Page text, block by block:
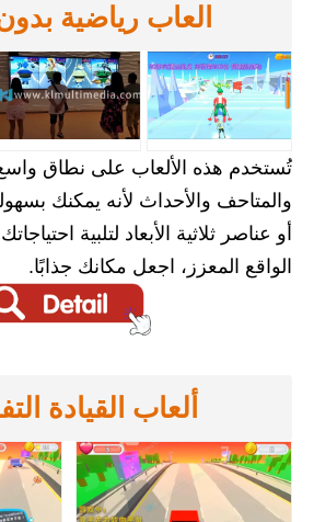
العاب رياضية
تُستخدم هذه الألعاب على نطاق
والمتاحف والأحداث لأنه يمكنك
أو عناصر ثلاثية الأبعاد لتلبية
الواقع المعزز، اجعل مكانك جذابًا.
ألعاب القيادة